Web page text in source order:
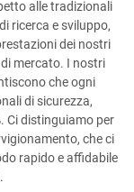
alle tradizionali
ricerca e sviluppo,
dei nostri
mercato. I nostri
che ogni
di sicurezza,
Ci distinguiamo per
che ci
rapido e affidabile